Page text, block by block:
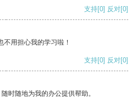
支持[0] 反对[0]
不用担心我的学习啦！
支持[0] 反对[0]
时随地为我的办公提供帮助。